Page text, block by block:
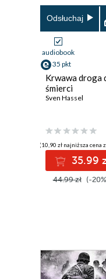
Odsłuchaj
audiobook
35 pkt
Krwawa droga
śmierci
Sven Hassel
(10,90 zł najniższa cena
35.99
44.99 zł (-